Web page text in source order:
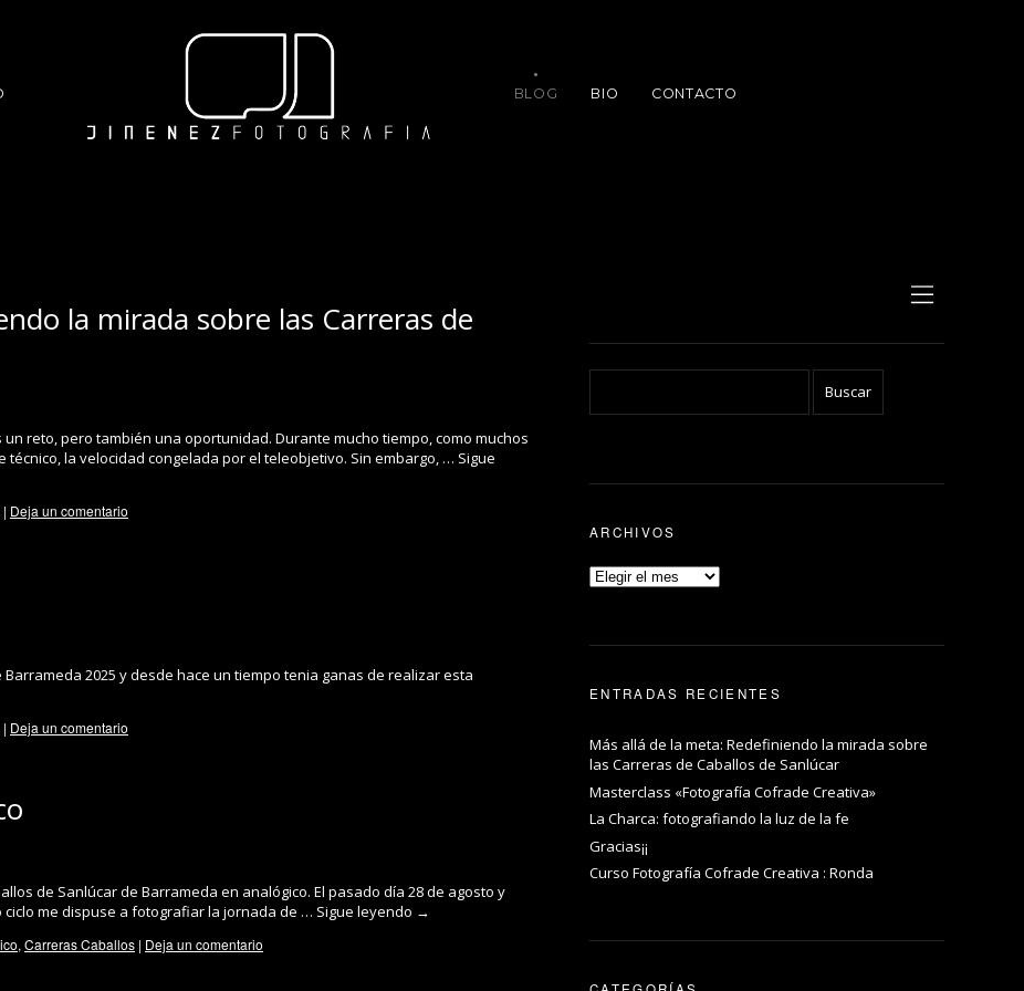
BLOG BIO CONTACTO
la mirada sobre las Carreras de
reto, pero también una oportunidad. Durante mucho tiempo, como muchos
la velocidad congelada por el teleobjetivo. Sin embargo, … Sigue
| Deja un comentario
2025 y desde hace un tiempo tenia ganas de realizar esta
| Deja un comentario
de Sanlúcar de Barrameda en analógico. El pasado día 28 de agosto y
me dispuse a fotografiar la jornada de … Sigue leyendo →
, Carreras Caballos | Deja un comentario
ARCHIVOS
ENTRADAS RECIENTES
Más allá de la meta: Redefiniendo la mirada sobre
las Carreras de Caballos de Sanlúcar
Masterclass «Fotografía Cofrade Creativa»
La Charca: fotografiando la luz de la fe
Gracias¡¡
Curso Fotografía Cofrade Creativa : Ronda